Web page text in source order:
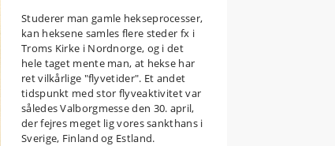
Studerer man gamle hekseprocesser,
kan heksene samles flere steder fx i
Troms Kirke i Nordnorge, og i det
hele taget mente man, at hekse har
ret vilkårlige "flyvetider". Et andet
tidspunkt med stor flyveaktivitet var
således Valborgmesse den 30. april,
der fejres meget lig vores sankthans i
Sverige, Finland og Estland.